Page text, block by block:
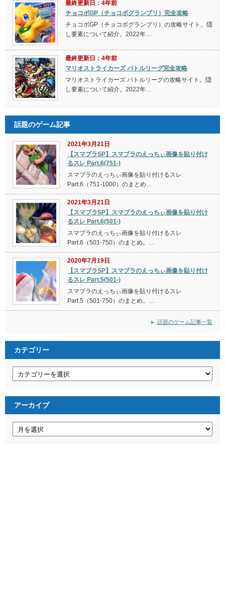
最終更新日：4年前
チョコボGP（チョコボグランプリ）完全攻略
チョコボGP（チョコボグランプリ）の攻略サイト。隠
し要素について紹介。2022年…
最終更新日：4年前
マリオストライカーズ バトルリーグ完全攻略
マリオストライカーズ バトルリーグの攻略サイト。隠
し要素について紹介。2022年…
話題のゲーム記事
2021年3月21日
【スマブラSP】スマブラのえっちぃ画像を貼り付け
るスレ Part.6(751-)
スマブラのえっちぃ画像を貼り付けるスレ
Part.6（751-1000）のまとめ…
2021年3月21日
【スマブラSP】スマブラのえっちぃ画像を貼り付け
るスレ Part.6(501-)
スマブラのえっちぃ画像を貼り付けるスレ
Part.6（501-750）のまとめ。…
2020年7月19日
【スマブラSP】スマブラのえっちぃ画像を貼り付け
るスレ Part.5(501-)
スマブラのえっちぃ画像を貼り付けるスレ
Part.5（501-750）のまとめ。…
話題のゲーム記事一覧
カテゴリー
アーカイブ